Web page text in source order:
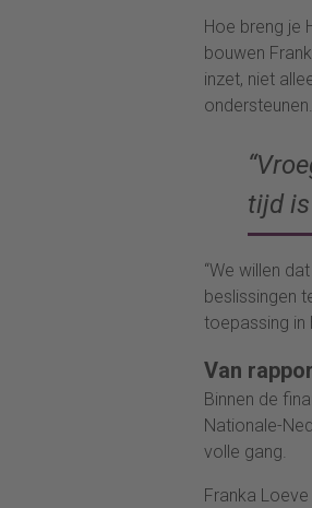
Hoe breng je
bouwen
inzet, niet
ondersteunen.
tijd
“We willen
beslissingen
toepassing in
Van
Binnen de
Nationale-
volle gang.
Franka